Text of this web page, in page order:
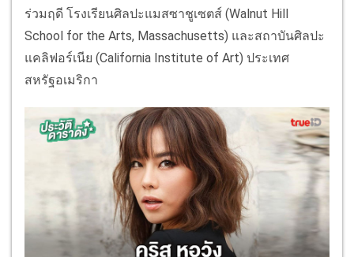
ร่วมฤดี โรงเรียนศิลปะแมสซาชูเซตส์ (Walnut Hill
School for the Arts, Massachusetts) และสถาบันศิลปะ
แคลิฟอร์เนีย (California Institute of Art) ประเทศ
สหรัฐอเมริกา